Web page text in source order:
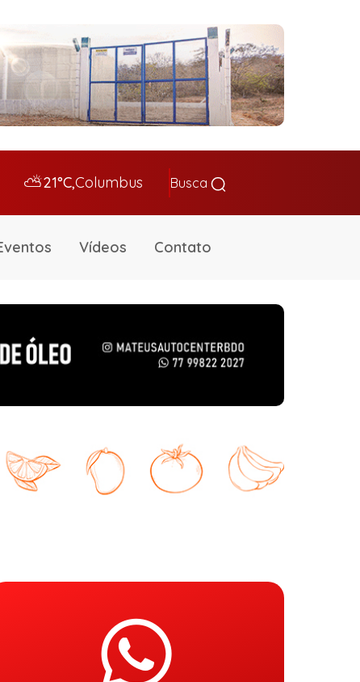
⛅21°C,Columbus Busca
Vídeos Contato